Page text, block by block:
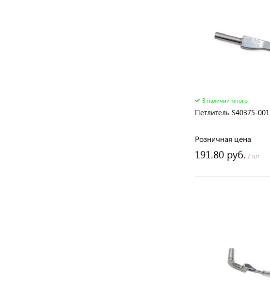
В наличии много
Петлитель S40375-001
Розничная цена
191.80 руб. / шт